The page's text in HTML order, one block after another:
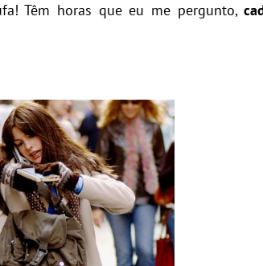
Têm horas que eu me pergunto,